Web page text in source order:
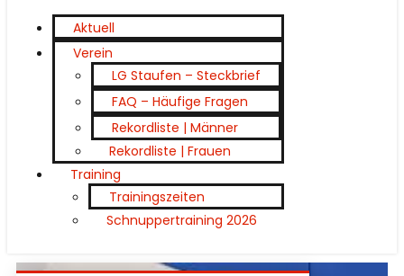
Aktuell
Verein
LG Staufen – Steckbrief
FAQ – Häufige Fragen
Rekordliste | Männer
Rekordliste | Frauen
Training
Trainingszeiten
Schnuppertraining 2026